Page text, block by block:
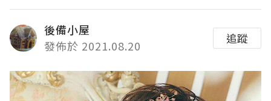
後備小屋
發佈於 2021.08.20
追蹤